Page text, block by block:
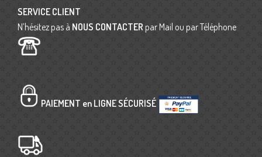
SERVICE CLIENT
N’hésitez pas à NOUS CONTACTER par Mail ou par Téléphone
PAIEMENT en LIGNE SÉCURISÉ